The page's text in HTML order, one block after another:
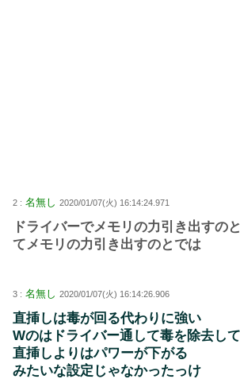
2 : 名無し 2020/01/07(火) 16:14:24.971
ドライバーでメモリの力引き出すの
てメモリの力引き出すのとでは
3 : 名無し 2020/01/07(火) 16:14:26.906
直挿しは毒が回る代わりに強い
Wのはドライバー通して毒を除去し
直挿しよりはパワーが下がる
みたいな設定じゃなかったっけ